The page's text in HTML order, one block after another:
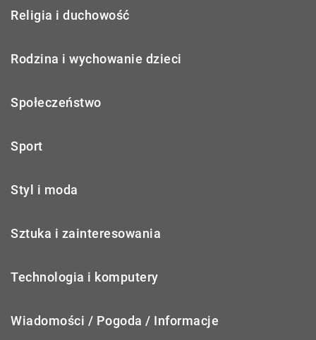
Religia i duchowość
Rodzina i wychowanie dzieci
Społeczeństwo
Sport
Styl i moda
Sztuka i zainteresowania
Technologia i komputery
Wiadomości / Pogoda / Informacje